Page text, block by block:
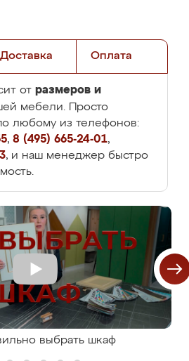
Доставка Оплата
от размеров и
мебели. Просто
любому из телефонов:
, 8 (495) 665-24-01,
, и наш менеджер быстро
выбрать шкаф